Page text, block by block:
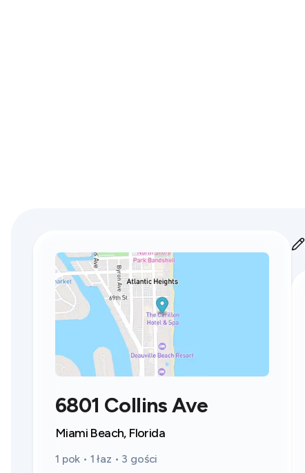
6801 Collins Ave
Miami Beach, Florida
1 pok • 1 łaz • 3 gości